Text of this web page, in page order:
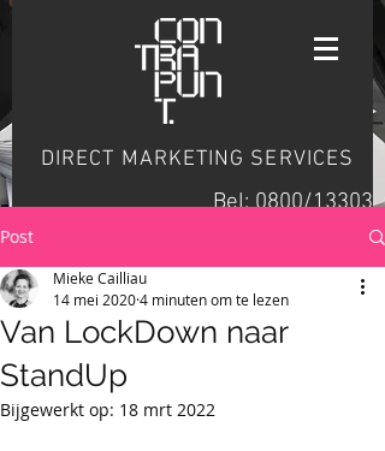
DIRECT MARKETING SERVICES
Bel: 0800/13303
Post
Van LockDown naar
StandUp
Mieke Cailliau
14 mei 20204 minuten om te lezen
Bijgewerkt op: 18 mrt 2022